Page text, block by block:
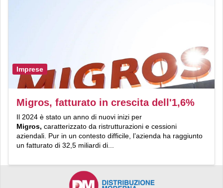
Imprese
Migros, fatturato in crescita dell'1,6%
Il 2024 è stato un anno di nuovi inizi per
Migros, caratterizzato da ristrutturazioni e cessioni
aziendali. Pur in un contesto difficile, l’azienda ha raggiunto
un fatturato di 32,5 miliardi di...